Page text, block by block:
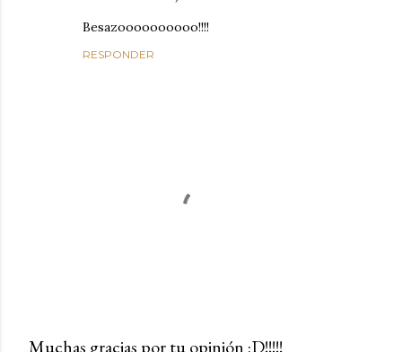
Besazoooooooooo!!!!
RESPONDER
Muchas gracias por tu opinión :D!!!!!